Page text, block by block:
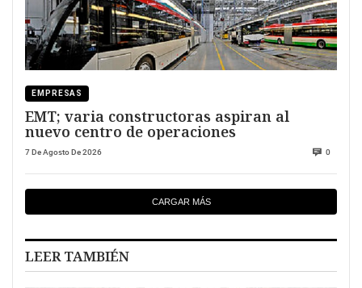
EMPRESAS
EMT; varia constructoras aspiran al
nuevo centro de operaciones
7 De Agosto De 2026 0
CARGAR MÁS
LEER TAMBIÉN